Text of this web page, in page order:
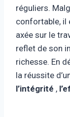
réguliers.
confortable, il
axée sur le
reflet de son
richesse. En
la réussite
l’intégrité ,